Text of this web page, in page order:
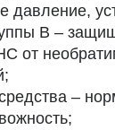
давление,
В –
от
–